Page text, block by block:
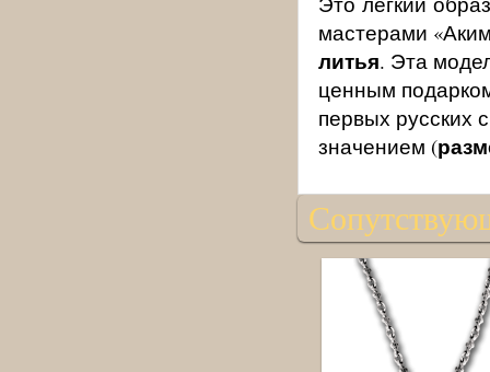
мастерами
литья. Эта
ценным
первых русских
значением (